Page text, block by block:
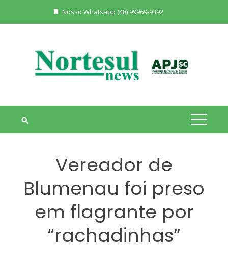
Nosso Whatsapp (48) 99969-9392
Vereador de
Blumenau foi preso
em flagrante por
“rachadinhas”